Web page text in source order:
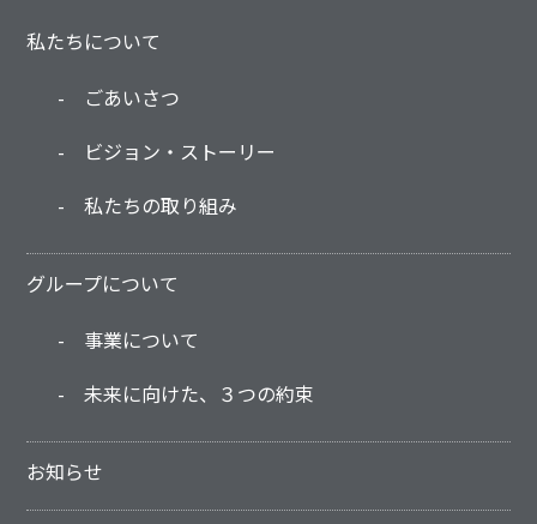
私たちについて
ごあいさつ
ビジョン・ストーリー
私たちの取り組み
グループについて
事業について
未来に向けた、３つの約束
お知らせ